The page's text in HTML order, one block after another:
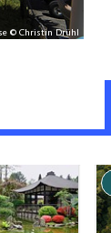
© Christin Drühl